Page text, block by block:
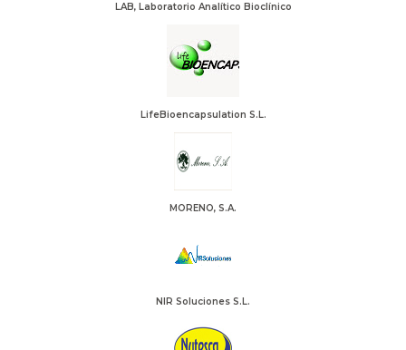
LAB, Laboratorio Analítico Bioclínico
LifeBioencapsulation S.L.
MORENO, S.A.
NIR Soluciones S.L.